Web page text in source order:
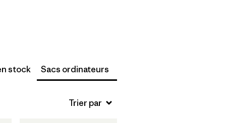
stock Sacs ordinateurs